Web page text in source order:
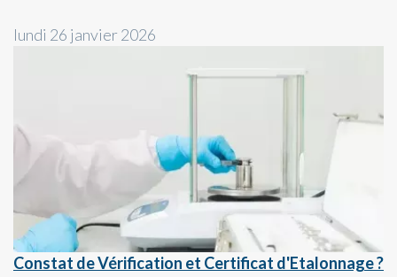
lundi 26 janvier 2026
Constat de Vérification et Certificat d'Etalonnage ?